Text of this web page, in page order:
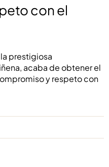
con el
prestigiosa
acaba de obtener el
y respeto con